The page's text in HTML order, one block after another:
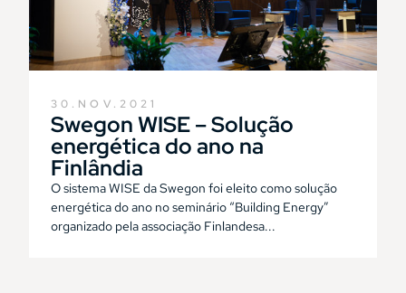
30.NOV.2021
Swegon WISE – Solução
energética do ano na
Finlândia
O sistema WISE da Swegon foi eleito como solução
energética do ano no seminário “Building Energy”
organizado pela associação Finlandesa...